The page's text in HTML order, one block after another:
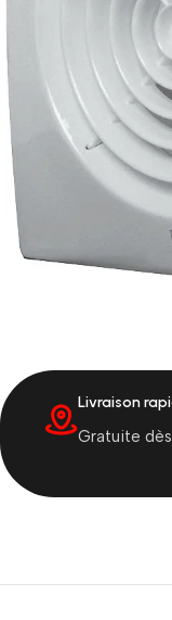
Livraison
Gratuite